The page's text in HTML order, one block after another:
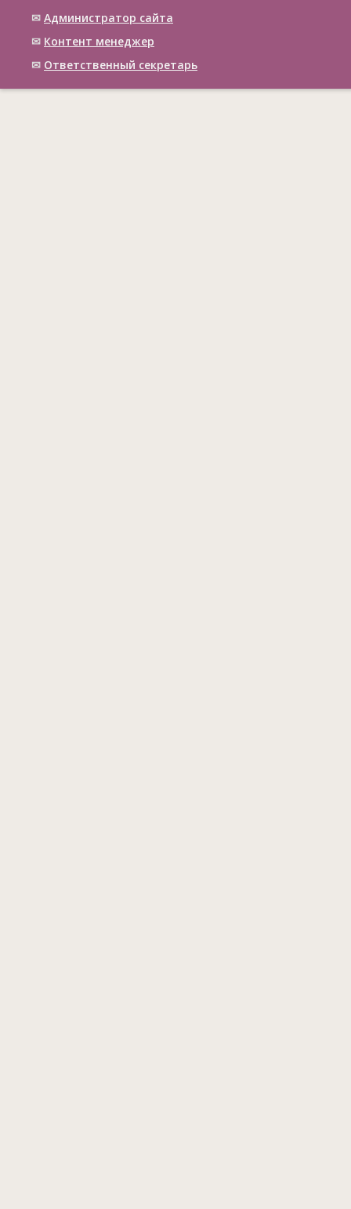
✉ Администратор сайта
✉ Контент менеджер
✉ Ответственный cекретарь